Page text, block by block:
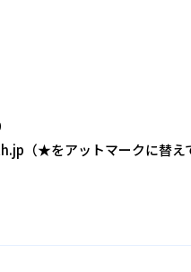
★をアットマークに替えて